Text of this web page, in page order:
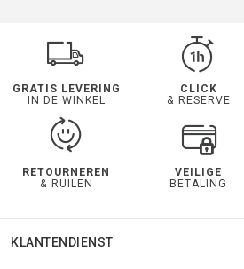
GRATIS LEVERING
IN DE WINKEL
CLICK
& RESERVE
RETOURNEREN
& RUILEN
VEILIGE
BETALING
KLANTENDIENST